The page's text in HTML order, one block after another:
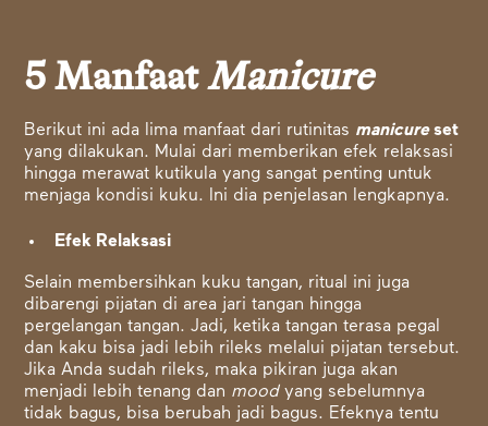
5 ManfaatManicure
Berikut ini ada lima manfaat dari rutinitas manicure set
yang dilakukan. Mulai dari memberikan efek relaksasi
hingga merawat kutikula yang sangat penting untuk
menjaga kondisi kuku. Ini dia penjelasan lengkapnya.
Efek Relaksasi
Selain membersihkan kuku tangan, ritual ini juga
dibarengi pijatan di area jari tangan hingga
pergelangan tangan. Jadi, ketika tangan terasa pegal
dan kaku bisa jadi lebih rileks melalui pijatan tersebut.
Jika Anda sudah rileks, maka pikiran juga akan
menjadi lebih tenang dan moodyang sebelumnya
tidak bagus, bisa berubah jadi bagus. Efeknya tentu